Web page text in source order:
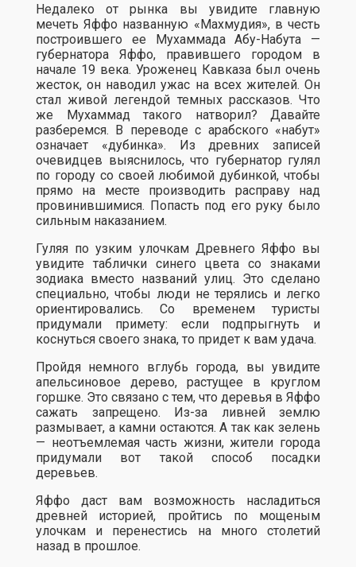
Недалеко от рынка вы увидите главную
мечеть Яффо названную «Махмудия», в честь
построившего ее Мухаммада Абу-Набута —
губернатора Яффо, правившего городом в
начале 19 века. Уроженец Кавказа был очень
жесток, он наводил ужас на всех жителей. Он
стал живой легендой темных рассказов. Что
же Мухаммад такого натворил? Давайте
разберемся. В переводе с арабского «набут»
означает «дубинка». Из древних записей
очевидцев выяснилось, что губернатор гулял
по городу со своей любимой дубинкой, чтобы
прямо на месте производить расправу над
провинившимися. Попасть под его руку было
сильным наказанием.
Гуляя по узким улочкам Древнего Яффо вы
увидите таблички синего цвета со знаками
зодиака вместо названий улиц. Это сделано
специально, чтобы люди не терялись и легко
ориентировались. Со временем туристы
придумали примету: если подпрыгнуть и
коснуться своего знака, то придет к вам удача.
Пройдя немного вглубь города, вы увидите
апельсиновое дерево, растущее в круглом
горшке. Это связано с тем, что деревья в Яффо
сажать запрещено. Из-за ливней землю
размывает, а камни остаются. А так как зелень
— неотъемлемая часть жизни, жители города
придумали вот такой способ посадки
деревьев.
Яффо даст вам возможность насладиться
древней историей, пройтись по мощеным
улочкам и перенестись на много столетий
назад в прошлое.